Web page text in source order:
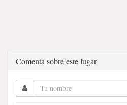
Comenta sobre este lugar